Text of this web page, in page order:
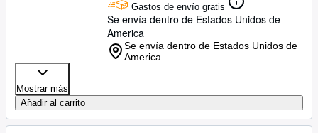
Gastos de envío gratis
Se envía dentro de Estados Unidos de
America
Se envía dentro de Estados Unidos de
America
Mostrar más
Añadir al carrito